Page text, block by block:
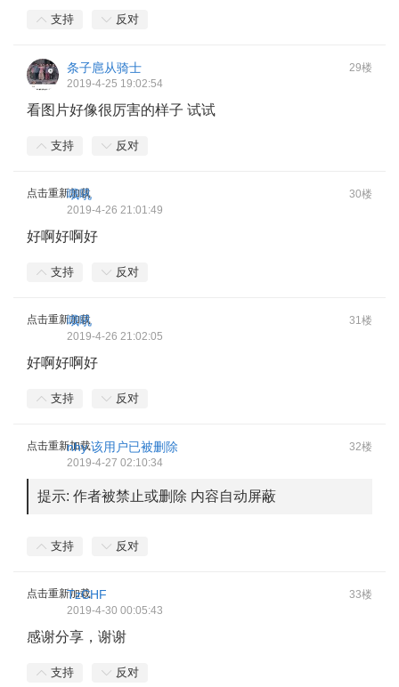
支持 反对
29楼
条子扈从骑士
2019-4-25 19:02:54
看图片好像很厉害的样子 试试
支持 反对
点击重新加载 30楼
哦吼
2019-4-26 21:01:49
好啊好啊好
支持 反对
点击重新加载 31楼
哦吼
2019-4-26 21:02:05
好啊好啊好
支持 反对
点击重新加载 32楼
nhy该用户已被删除
2019-4-27 02:10:34
提示: 作者被禁止或删除 内容自动屏蔽
支持 反对
点击重新加载 33楼
TzCHF
2019-4-30 00:05:43
感谢分享，谢谢
支持 反对